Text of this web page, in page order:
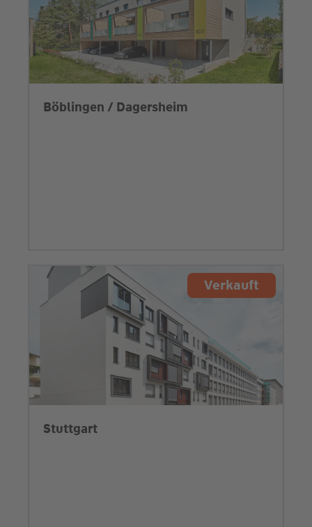
Böblingen / Dagersheim
Verkauft
Stuttgart